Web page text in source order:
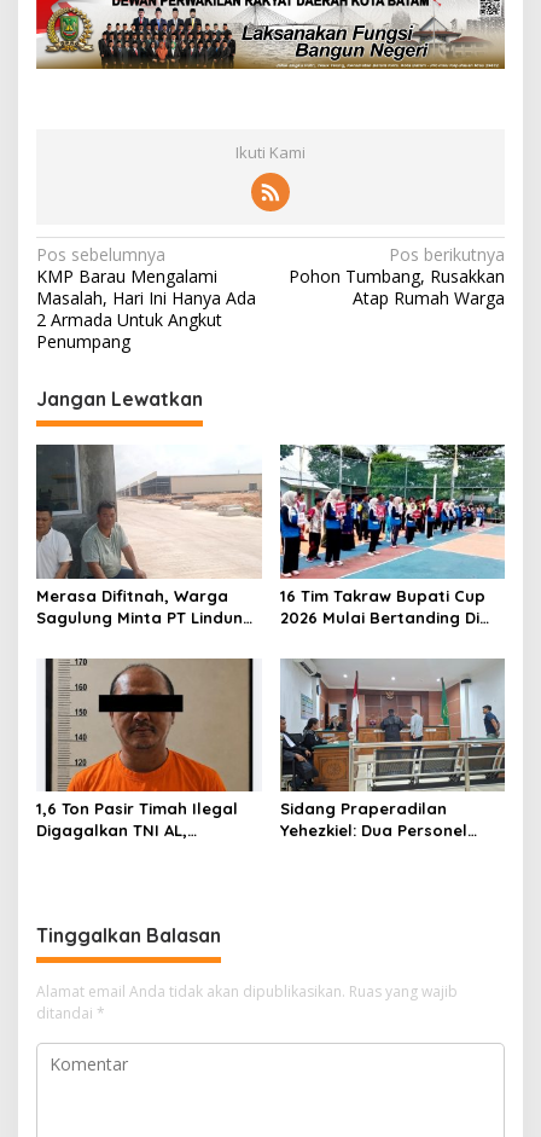
Ikuti Kami
N
a
v
i
g
a
i
p
o
s
Pos sebelumnya
KMP Barau Mengalami
Masalah, Hari Ini Hanya Ada
2 Armada Untuk Angkut
Penumpang
Pos berikutnya
Pohon Tumbang, Rusakkan
Atap Rumah Warga
Jangan Lewatkan
Merasa Difitnah, Warga
Sagulung Minta PT Lindung
Perlakuan Merendahkan
Masyarakat
16 Tim Takraw Bupati Cup
2026 Mulai Bertanding Di
1,6 Ton Pasir Timah Ilegal
Digagalkan TNI AL,
Sidang Praperadilan
Yehezkiel: Dua Personel
Tinggalkan Balasan
Alamat email Anda tidak akan dipublikasikan. Ruas yang wajib
ditandai *